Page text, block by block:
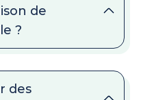
de
?
des